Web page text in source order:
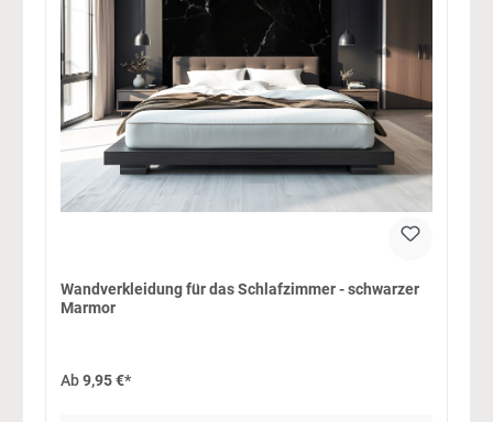
Wandverkleidung für das Schlafzimmer - schwarzer
Marmor
Ab9,95 €*